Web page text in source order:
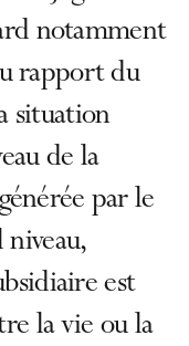
notamment
rapport du
situation
de la
par le
est
la vie ou la